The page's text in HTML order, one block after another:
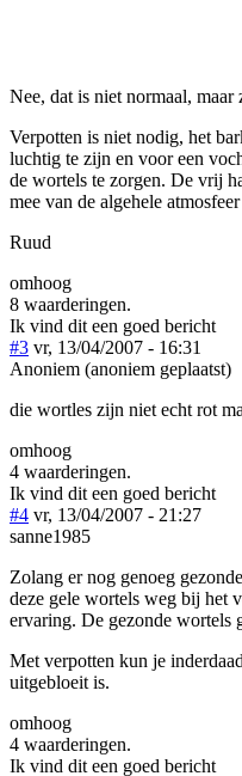
Nee, dat is niet normaal,
Verpotten is niet nodig, het
luchtig te zijn en voor een
de wortels te zorgen. De vrij
mee van de algehele
Ruud
omhoog
8 waarderingen.
Ik vind dit een goed bericht
#3 vr, 13/04/2007 - 16:31
Anoniem (anoniem geplaatst)
die wortles zijn niet echt rot
omhoog
4 waarderingen.
Ik vind dit een goed bericht
#4 vr, 13/04/2007 - 21:27
sanne1985
Zolang er nog genoeg
deze gele wortels weg bij het
ervaring. De gezonde wortels
Met verpotten kun je
uitgebloeit is.
omhoog
4 waarderingen.
Ik vind dit een goed bericht